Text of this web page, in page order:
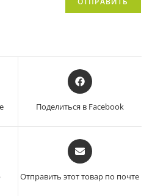
Поделиться в Facebook
Отправить этот товар по почте